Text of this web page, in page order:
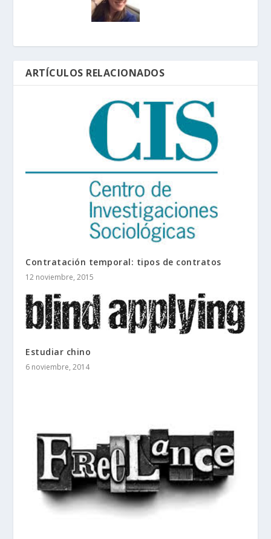
ARTÍCULOS RELACIONADOS
Contratación temporal: tipos de contratos
12 noviembre, 2015
Estudiar chino
6 noviembre, 2014